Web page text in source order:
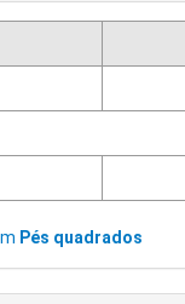
Pés quadrados